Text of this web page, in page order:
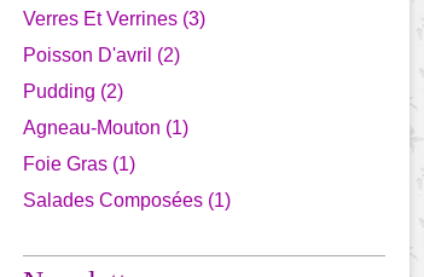
Verres Et Verrines (3)
Poisson D'avril (2)
Pudding (2)
Agneau-Mouton (1)
Foie Gras (1)
Salades Composées (1)